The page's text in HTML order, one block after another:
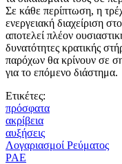
Σε κάθε περίπτωση, η
ενεργειακή διαχείριση
αποτελεί πλέον
δυνατότητες κρατικής
παρόχων θα κρίνουν σε
για το επόμενο διάστημα.
Ετικέτες:
πρόσφατα
ακρίβεια
αυξήσεις
Λογαριασμοί Ρεύματος
ΡΑΕ